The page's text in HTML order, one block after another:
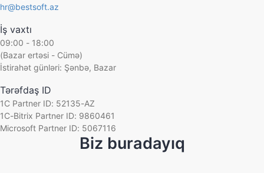
hr@bestsoft.az
İş vaxtı
09:00 - 18:00
(Bazar ertəsi - Cümə)
İstirahət günləri: Şənbə, Bazar
Tərəfdaş ID
1C Partner ID: 52135-AZ
1C-Bitrix Partner ID: 9860461
Microsoft Partner ID: 5067116
Biz buradayıq